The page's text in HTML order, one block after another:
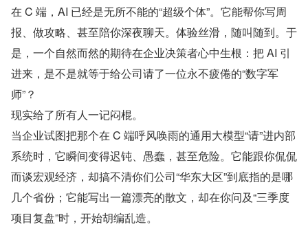
在 C 端，AI 已经是无所不能的“超级个体”。它能帮你写周
报、做攻略、甚至陪你深夜聊天。体验丝滑，随叫随到。于
是，一个自然而然的期待在企业决策者心中生根：把 AI 引
进来，是不是就等于给公司请了一位永不疲倦的“数字军
师”？
现实给了所有人一记闷棍。
当企业试图把那个在 C 端呼风唤雨的通用大模型“请”进内部
系统时，它瞬间变得迟钝、愚蠢，甚至危险。它能跟你侃侃
而谈宏观经济，却搞不清你们公司“华东大区”到底指的是哪
几个省份；它能写出一篇漂亮的散文，却在你问及“三季度
项目复盘”时，开始胡编乱造。